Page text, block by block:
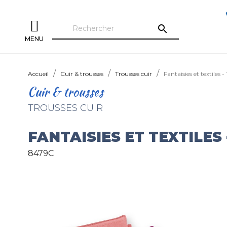
MENU
search
Accueil Cuir & trousses Trousses cuir Fantaisies et textiles -
Cuir & trousses
TROUSSES CUIR
FANTAISIES ET
8479C